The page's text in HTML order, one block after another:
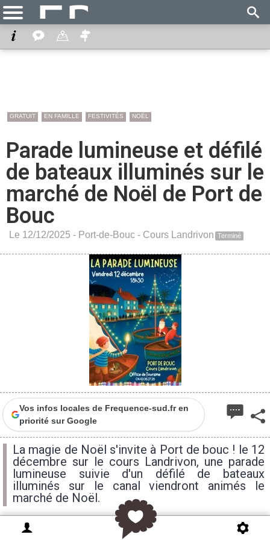
GRATUIT EN FAMILLE FESTIVITÉS NOËL
Parade lumineuse et défilé
de bateaux illuminés sur le
marché de Noël de Port de
Bouc
Le 12/12/2025 - Port-de-Bouc - Cours Landrivon Terminé
Vos infos locales de Frequence-sud.fr en
priorité sur Google
La magie de Noël s'invite à Port de bouc ! le 12
décembre sur le cours Landrivon, une parade
lumineuse suivie d'un défilé de bateaux
illuminés sur le canal viendront animés le
marché de Noël.
Dans le cadre de notre traditionnel Marché de Noël